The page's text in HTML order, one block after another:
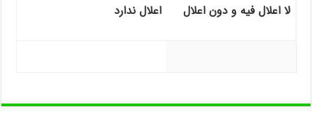
لا اعلال فیه و دون اعلال اعلال ندارد